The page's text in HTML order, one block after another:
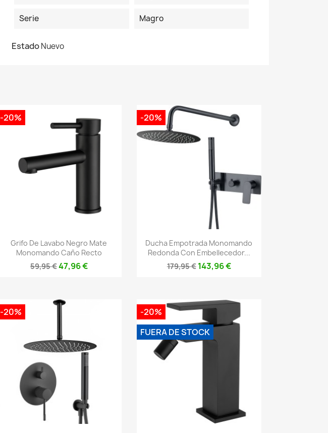
Serie Magro
EstadoNuevo
Vista rápida
Grifo De Lavabo Negro Mate
Monomando Caño Recto
59,95 €47,96 €
-20%
Vista rápida
Ducha Empotrada Monomando
Redonda Con Embellecedor...
179,95 € 143,96 €
-20%
-20%
-20%
FUERA DE STOCK